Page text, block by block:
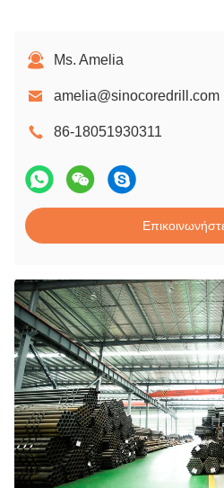
Ms. Amelia
amelia@sinocoredrill.com
86-18051930311